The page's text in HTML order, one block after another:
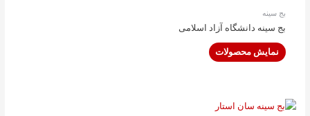
بج سینه
بج سینه دانشگاه آزاد اسلامی
نمایش محصولات